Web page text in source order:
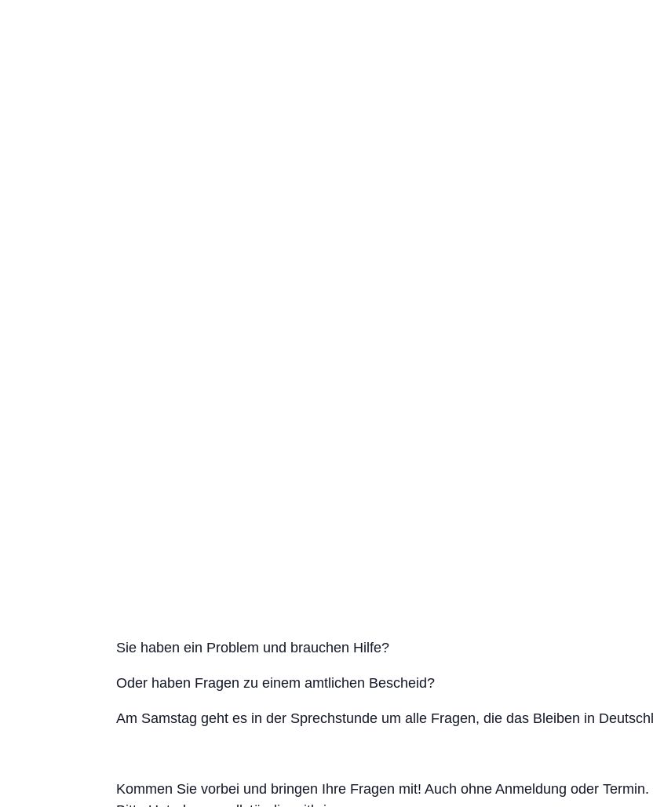
Sie haben ein Problem und brauchen Hilfe?
Oder haben Fragen zu einem amtlichen Bescheid?
Am Samstag geht es in der Sprechstunde um alle Fragen, die das Bleiben in
Kommen Sie vorbei und bringen Ihre Fragen mit! Auch ohne Anmeldung oder Termin.